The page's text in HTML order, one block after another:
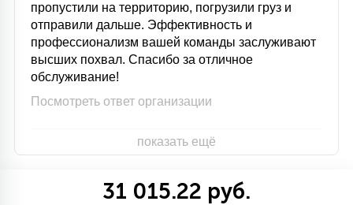
пропустили на территорию, погрузили груз и
отправили дальше. Эффективность и
профессионализм вашей команды заслуживают
высших похвал. Спасибо за отличное
обслуживание!
Посмотреть ответ организации
показать ещё
31 015.22 руб.